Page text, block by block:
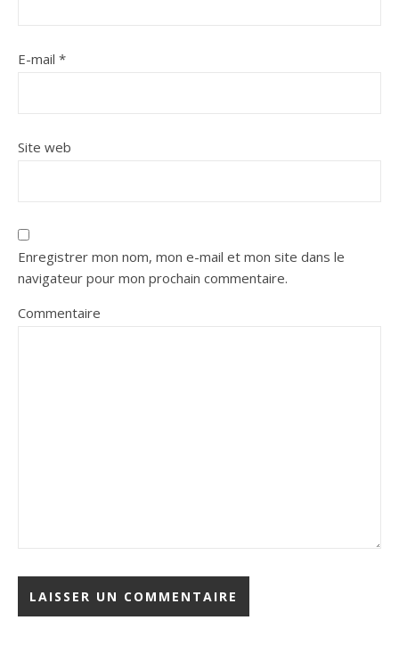
E-mail *
Site web
Enregistrer mon nom, mon e-mail et mon site dans le
navigateur pour mon prochain commentaire.
Commentaire